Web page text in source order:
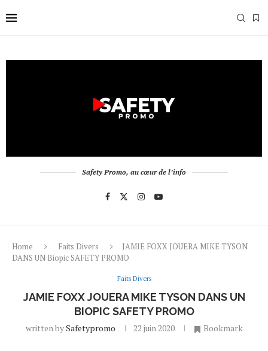
Safety Promo, au cœur de l’info
Home Faits Divers
JAMIE FOXX JOUERA MIKE TYSON
DANS UN Biopic SAFETY PROMO
Faits Divers
JAMIE FOXX JOUERA MIKE TYSON DANS UN
BIOPIC SAFETY PROMO
written bySafetypromo 22 juin 2020 Bookmark